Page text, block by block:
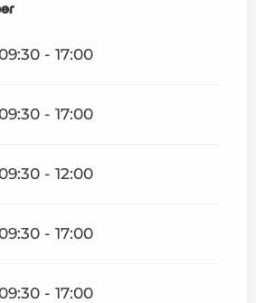
- 17:00
- 17:00
- 12:00
- 17:00
- 17:00